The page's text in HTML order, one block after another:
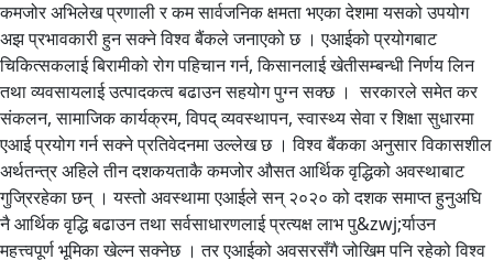
कमजोर अभिलेख प्रणाली र कम सार्वजनिक क्षमता भएका देशमा यसको उपयोग
अझ प्रभावकारी हुन सक्ने विश्व बैंकले जनाएको छ । एआईको प्रयोगबाट
चिकित्सकलाई बिरामीको रोग पहिचान गर्न, किसानलाई खेतीसम्बन्धी निर्णय लिन
तथा व्यवसायलाई उत्पादकत्व बढाउन सहयोग पुग्न सक्छ । सरकारले समेत कर
संकलन, सामाजिक कार्यक्रम, विपद् व्यवस्थापन, स्वास्थ्य सेवा र शिक्षा सुधारमा
एआई प्रयोग गर्न सक्ने प्रतिवेदनमा उल्लेख छ । विश्व बैंकका अनुसार विकासशील
अर्थतन्त्र अहिले तीन दशकयताकै कमजोर औसत आर्थिक वृद्धिको अवस्थाबाट
गुज्रिरहेका छन् । यस्तो अवस्थामा एआईले सन् २०२० को दशक समाप्त हुनुअघि
नै आर्थिक वृद्धि बढाउन तथा सर्वसाधारणलाई प्रत्यक्ष लाभ पु&zwj;र्याउन
महत्त्वपूर्ण भूमिका खेल्न सक्नेछ । तर एआईको अवसरसँगै जोखिम पनि रहेको विश्व